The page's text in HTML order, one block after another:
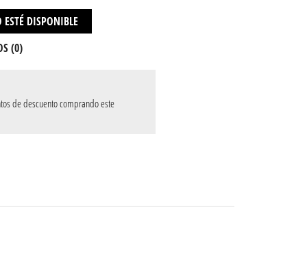
DISPONIBLE
(0)
de descuento comprando este